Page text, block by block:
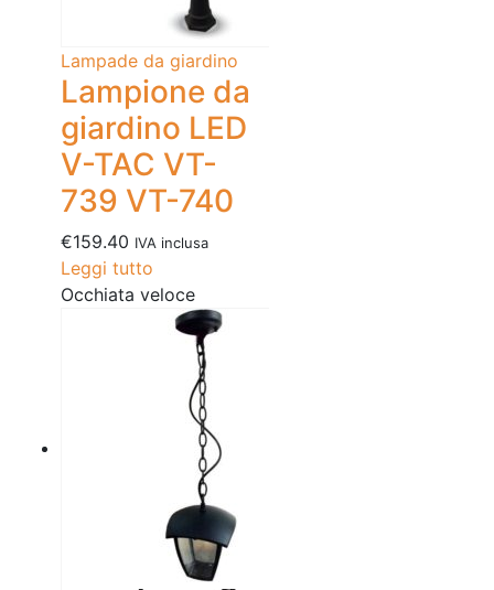
Lampade da giardino
Lampione da
giardino LED
V-TAC VT-
739 VT-740
€159.40 IVA inclusa
Leggi tutto
Occhiata veloce